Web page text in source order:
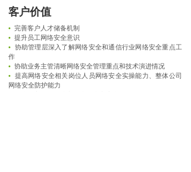
客户价值
• 完善客户人才储备机制
• 提升员工网络安全意识
• 协助管理层深入了解网络安全和通信行业网络安全重点工
作
• 协助业务主管清晰网络安全管理重点和技术演进情况
• 提高网络安全相关岗位人员网络安全实操能力、整体公司
网络安全防护能力